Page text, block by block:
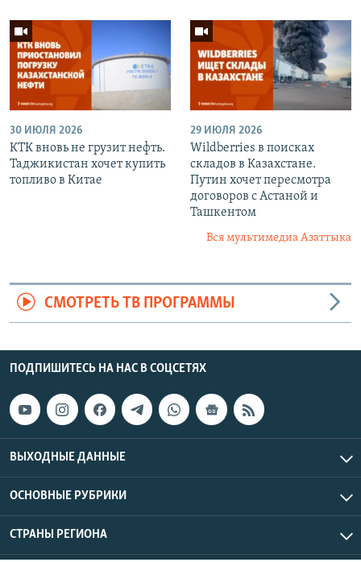
30 ИЮЛЯ 2026
КТК вновь не грузит нефть.
Таджикистан хочет купить
топливо в Китае
29 ИЮЛЯ 2026
Wildberries в поисках
складов в Казахстане.
Путин хочет пересмотра
договоров с Астаной и
Ташкентом
Вся мультимедиа Азаттыка
СМОТРЕТЬ ТВ ПРОГРАММЫ
ПОДПИШИТЕСЬ НА НАС В СОЦСЕТЯХ
ВЫХОДНЫЕ ДАННЫЕ
ОСНОВНЫЕ РУБРИКИ
СТРАНЫ РЕГИОНА